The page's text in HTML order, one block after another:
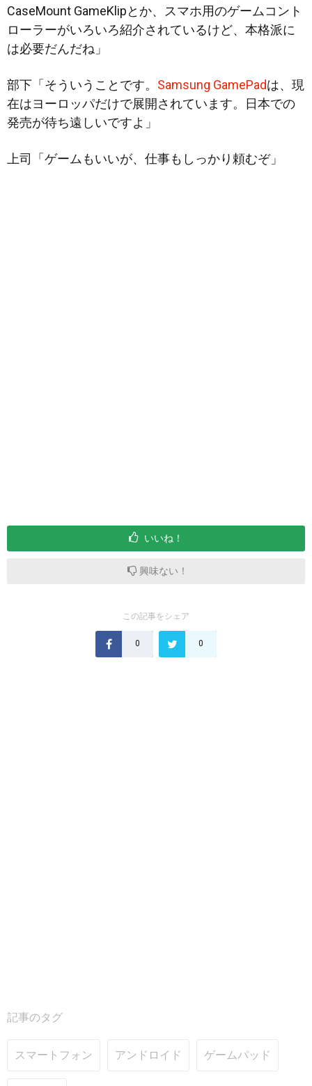
CaseMount GameKlipとか、スマホ用のゲームコント
ローラーがいろいろ紹介されているけど、本格派に
は必要だんだね」
部下「そういうことです。 Samsung GamePadは、現
在はヨーロッパだけで展開されています。日本での
発売が待ち遠しいですよ」
上司「ゲームもいいが、仕事もしっかり頼むぞ」
いいね！
興味ない！
この記事をシェア
0 0
記事のタグ
スマートフォン アンドロイド ゲームパッド